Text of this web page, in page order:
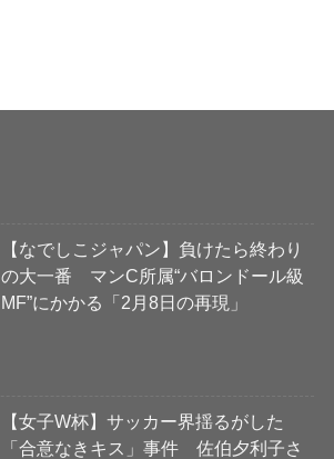
【なでしこジャパン】負けたら終わり
の大一番 マンC所属“バロンドール級
MF”にかかる「2月8日の再現」
【女子W杯】サッカー界揺るがした
「合意なきキス」事件 佐伯夕利子さ